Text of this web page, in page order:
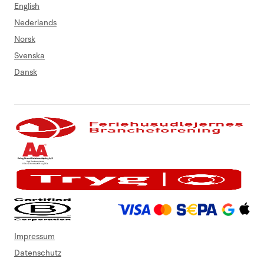
English
Nederlands
Norsk
Svenska
Dansk
Impressum
Datenschutz